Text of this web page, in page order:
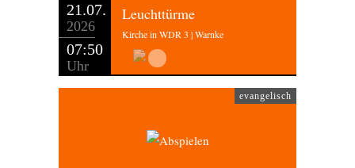
21.07.
2026
07:50
Uhr
Leuchttürme
Kirche in WDR 3 | Warnke
evangelisch